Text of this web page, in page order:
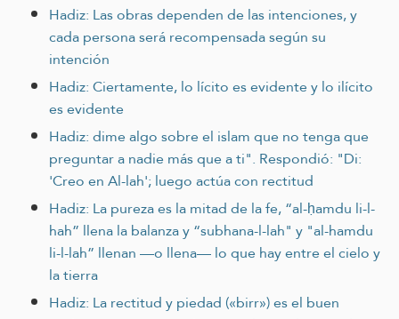
Hadiz: Las obras dependen de las intenciones, y
cada persona será recompensada según su
intención
Hadiz: Ciertamente, lo lícito es evidente y lo ilícito
es evidente
Hadiz: dime algo sobre el islam que no tenga que
preguntar a nadie más que a ti". Respondió: "Di:
'Creo en Al-lah'; luego actúa con rectitud
Hadiz: La pureza es la mitad de la fe, “al-ḥamdu li-l-
hah” llena la balanza y “subhana-l-lah" y "al-hamdu
li-l-lah” llenan —o llena— lo que hay entre el cielo y
la tierra
Hadiz: La rectitud y piedad («birr») es el buen